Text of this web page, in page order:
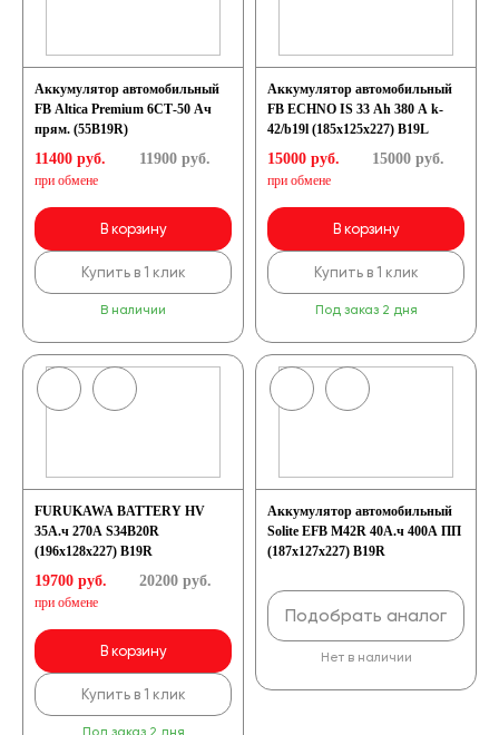
Аккумулятор автомобильный
FB Altica Premium 6СТ-50 Ач
прям. (55B19R)
11400 руб.
при обмене
11900руб.
В корзину
Купить в 1 клик
В наличии
Аккумулятор автомобильный
FB ECHNO IS 33 Ah 380 А k-
42/b19l (185x125x227) B19L
15000 руб.
при обмене
15000руб.
В корзину
Купить в 1 клик
Под заказ 2 дня
FURUKAWA BATTERY HV
35А.ч 270А S34B20R
(196x128x227) B19R
19700 руб.
при обмене
20200руб.
В корзину
Купить в 1 клик
Под заказ 2 дня
Аккумулятор автомобильный
Solite EFB M42R 40А.ч 400А ПП
(187x127x227) B19R
Подобрать аналог
Нет в наличии